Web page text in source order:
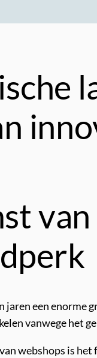
jaren een enorme
vanwege het
webshops is